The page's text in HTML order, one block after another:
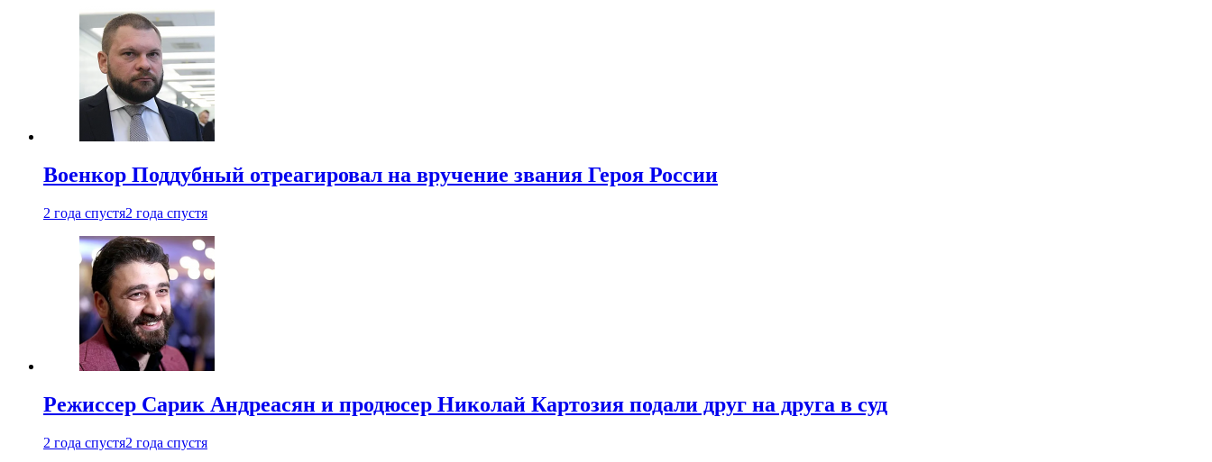
Военкор Поддубный отреагировал на вручение звания Героя России
2 года спустя2 года спустя
Режиссер Сарик Андреасян и продюсер Николай Картозия подали друг на друга в суд
2 года спустя2 года спустя